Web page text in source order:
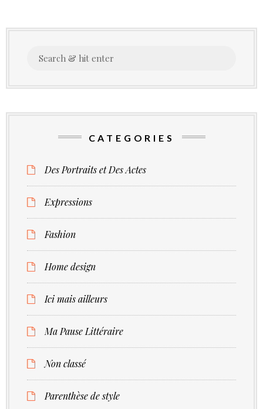
CATEGORIES
Des Portraits et Des Actes
Expressions
Fashion
Home design
Ici mais ailleurs
Ma Pause Littéraire
Non classé
Parenthèse de style